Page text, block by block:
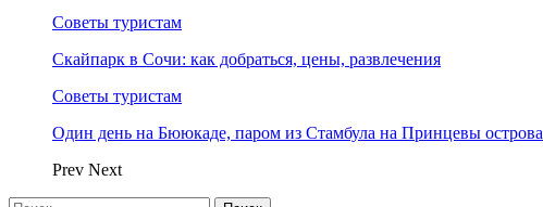
Советы туристам
Скайпарк в Сочи: как добраться, цены, развлечения
Советы туристам
Один день на Бююкаде, паром из Стамбула на Принцевы острова
Prev Next